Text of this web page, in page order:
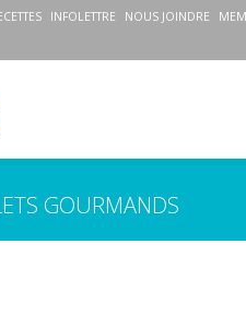
INFOLETTRE NOUS JOINDRE
GOURMANDS